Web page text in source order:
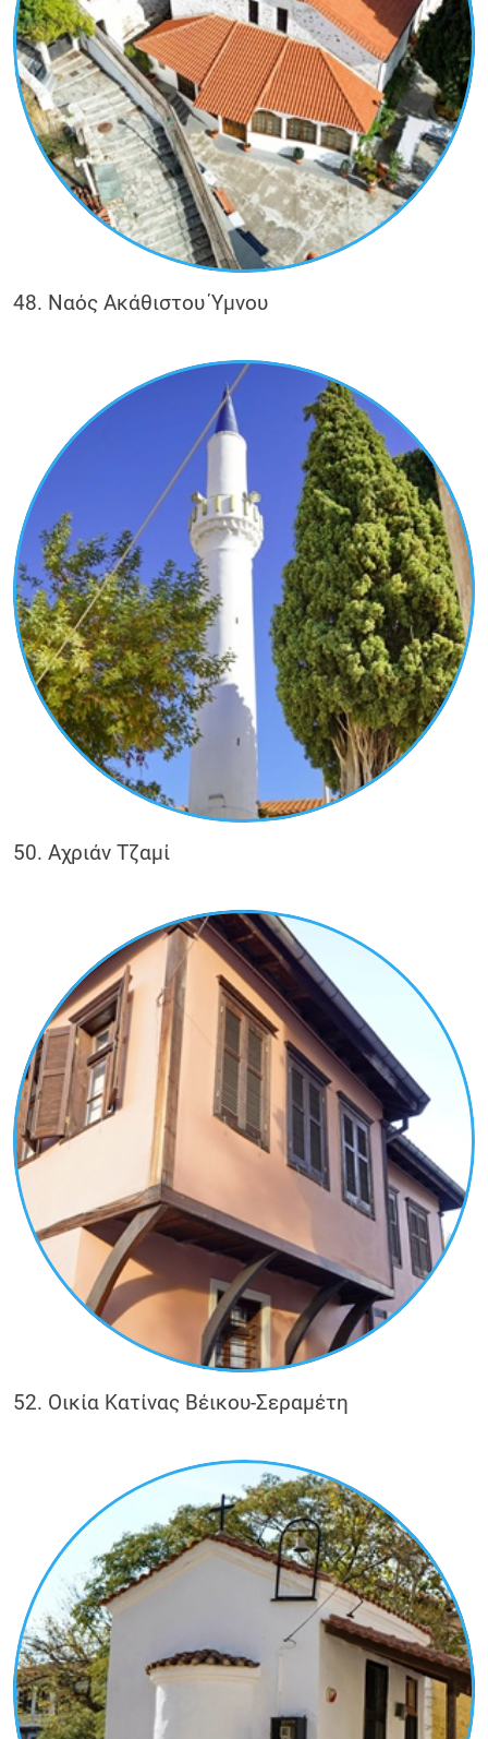
48. Ναός Ακάθιστου Ύμνου
50. Αχριάν Τζαμί
52. Οικία Κατίνας Βέικου-Σεραμέτη